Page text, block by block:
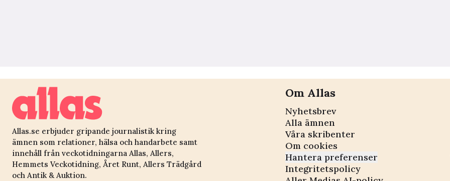
Allas.se erbjuder gripande journalistik kring
ämnen som relationer, hälsa och handarbete samt
innehåll från veckotidningarna Allas, Allers,
Hemmets Veckotidning, Året Runt, Allers Trädgård
och Antik & Auktion.
Om Allas
Nyhetsbrev
Alla ämnen
Våra skribenter
Om cookies
Hantera preferenser
Integritetspolicy